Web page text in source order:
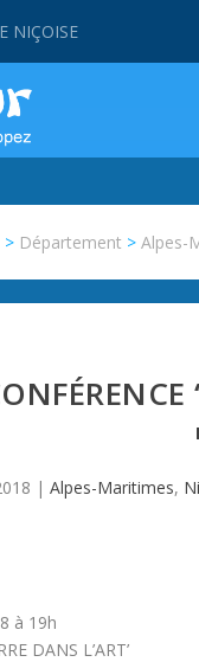
NIÇOISE
> Département >Alpes-
| Alpes-Maritimes,
à 19h
DANS L’ART’